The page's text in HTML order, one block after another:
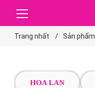
Trang nhất Sản phẩm
HOA LAN